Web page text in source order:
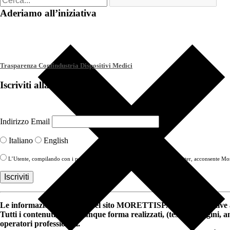
Aderiamo all’iniziativa
Trasparenza Confindustria Dispositivi Medici
Iscriviti alla Newsletter
Indirizzo Email
Italiano English
L’Utente, compilando con i propri Dati il modulo di iscrizione alla newsletter, acconsente
Le informazioni riportate nel sito MORETTISPA.COM e
Tutti i contenuti, in qualunque forma realizzati, (testi, immagini,
operatori professionali.